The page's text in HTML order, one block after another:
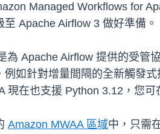
Managed Workflows for
至 Apache Airflow 3 做好準備。
為 Apache Airflow 提供的受管
例如針對增量間隔的全新觸發
現在也支援 Python 3.12，您可
Amazon MWAA 區域中，只需